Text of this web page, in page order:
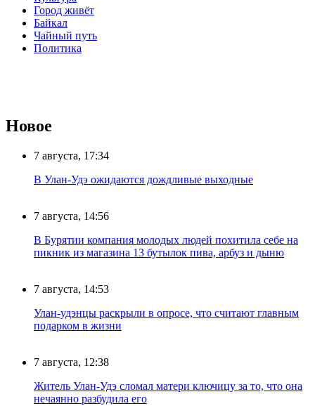
Город живёт
Байкал
Чайный путь
Политика
Новое
7 августа, 17:34
В Улан-Удэ ожидаются дождливые выходные
7 августа, 14:56
В Бурятии компания молодых людей похитила себе на
пикник из магазина 13 бутылок пива, арбуз и дыню
7 августа, 14:53
Улан-удэнцы раскрыли в опросе, что считают главным
подарком в жизни
7 августа, 12:38
Житель Улан-Удэ сломал матери ключицу за то, что она
нечаянно разбудила его